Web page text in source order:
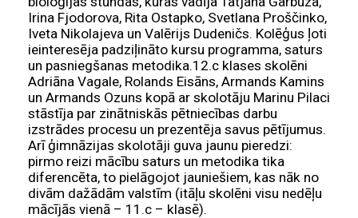
Irina Fjodorova, Rita Ostapko, Svetlana Proščinko,
Iveta Nikolajeva un Valērijs Dudeničs. Kolēģus ļoti
ieinteresēja padziļināto kursu programma, saturs
un pasniegšanas metodika.12.c klases skolēni
Adriāna Vagale, Rolands Eisāns, Armands Kamins
un Armands Ozuns kopā ar skolotāju Marinu Pilaci
stāstīja par zinātniskās pētniecības darbu
izstrādes procesu un prezentēja savus pētījumus.
Arī ģimnāzijas skolotāji guva jaunu pieredzi:
pirmo reizi mācību saturs un metodika tika
diferencēta, to pielāgojot jauniešiem, kas nāk no
divām dažādām valstīm (itāļu skolēni visu nedēļu
mācījās vienā – 11.c – klasē).